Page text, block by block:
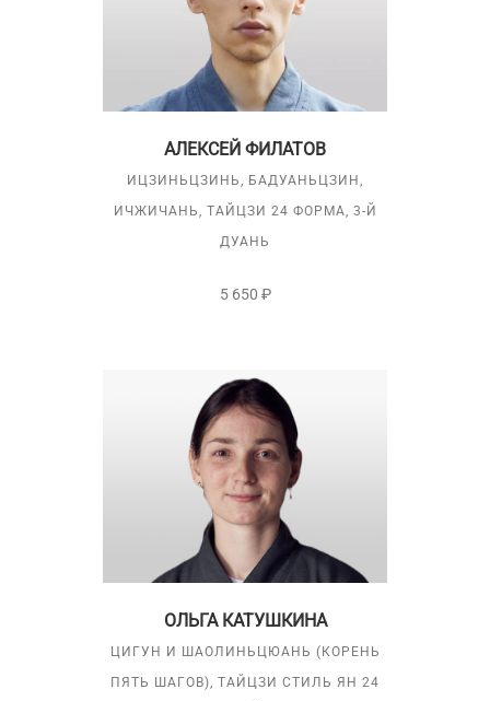
АЛЕКСЕЙ ФИЛАТОВ
ИЦЗИНЬЦЗИНЬ, БАДУАНЬЦЗИН,
ИЧЖИЧАНЬ, ТАЙЦЗИ 24 ФОРМА, 3-Й
ДУАНЬ
5 650 ₽
ОЛЬГА КАТУШКИНА
ЦИГУН И ШАОЛИНЬЦЮАНЬ (КОРЕНЬ
ПЯТЬ ШАГОВ), ТАЙЦЗИ СТИЛЬ ЯН 24